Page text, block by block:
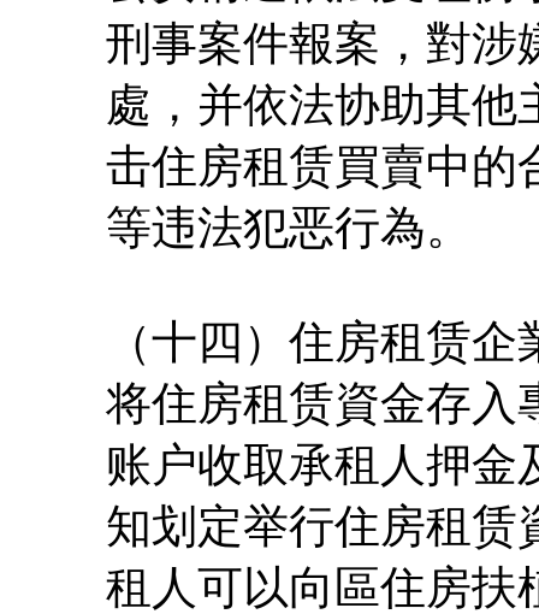
刑事案件報案，對涉
處，并依法协助其
击住房租赁買賣中的
等违法犯恶行為。
（十四）住房租赁
将住房租赁資金存入
账户收取承租人押金
知划定举行住房租赁
租人可以向區住房扶